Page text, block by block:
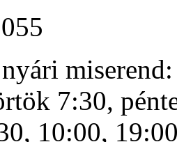
nyári
7:30,
10:00,